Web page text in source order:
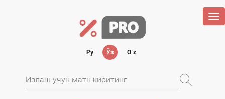
Ру Ўз Oʻz